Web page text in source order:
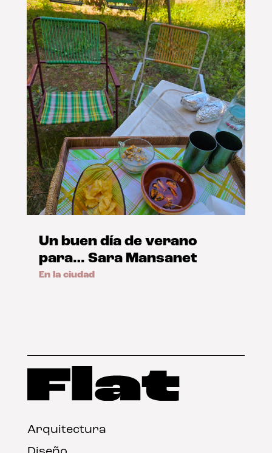
Un buen día de verano
para… Sara Mansanet
En la ciudad
Arquitectura